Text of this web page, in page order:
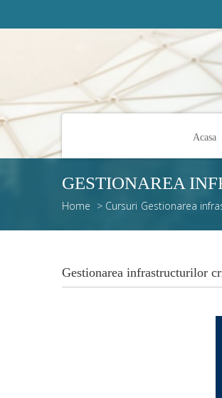
Acasa
GESTIONAREA
Home > Cursuri Gestionarea
Gestionarea infrastructurilor